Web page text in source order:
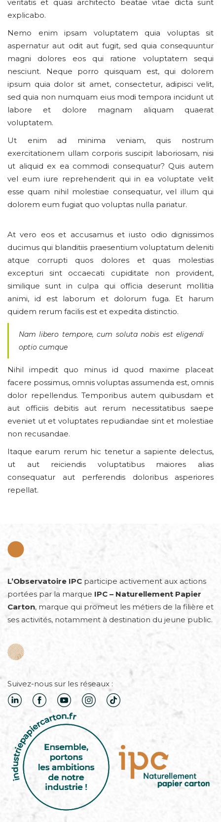
veritatis et quasi architecto beatae vitae dicta sunt
explicabo.
Nemo enim ipsam voluptatem quia voluptas sit
aspernatur aut odit aut fugit, sed quia consequuntur
magni dolores eos qui ratione voluptatem sequi
nesciunt. Neque porro quisquam est, qui dolorem
ipsum quia dolor sit amet, consectetur, adipisci velit,
sed quia non numquam eius modi tempora incidunt ut
labore et dolore magnam aliquam quaerat
voluptatem.
Ut enim ad minima veniam, quis nostrum
exercitationem ullam corporis suscipit laboriosam, nisi
ut aliquid ex ea commodi consequatur? Quis autem
vel eum iure reprehenderit qui in ea voluptate velit
esse quam nihil molestiae consequatur, vel illum qui
dolorem eum fugiat quo voluptas nulla pariatur.
At vero eos et accusamus et iusto odio dignissimos
ducimus qui blanditiis praesentium voluptatum deleniti
atque corrupti quos dolores et quas molestias
excepturi sint occaecati cupiditate non provident,
similique sunt in culpa qui officia deserunt mollitia
animi, id est laborum et dolorum fuga. Et harum
quidem rerum facilis est et expedita distinctio.
Nam libero tempore, cum soluta nobis est eligendi
optio cumque
Nihil impedit quo minus id quod maxime placeat
facere possimus, omnis voluptas assumenda est, omnis
dolor repellendus. Temporibus autem quibusdam et
aut officiis debitis aut rerum necessitatibus saepe
eveniet ut et voluptates repudiandae sint et molestiae
non recusandae.
Itaque earum rerum hic tenetur a sapiente delectus,
ut aut reiciendis voluptatibus maiores alias
consequatur aut perferendis doloribus asperiores
repellat.
L’Observatoire IPC participe activement aux actions
portées par la marque IPC – Naturellement Papier
Carton, marque qui promeut les métiers de la filière et
ses activités, notamment à destination du jeune public.
Suivez-nous sur les réseaux :